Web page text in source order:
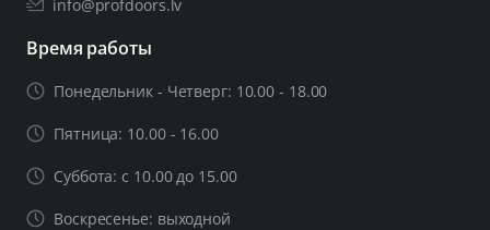
info@profdoors.lv
Время работы
Понедельник - Четверг: 10.00 - 18.00
Пятница: 10.00 - 16.00
Суббота: с 10.00 до 15.00
Воскресенье: выходной